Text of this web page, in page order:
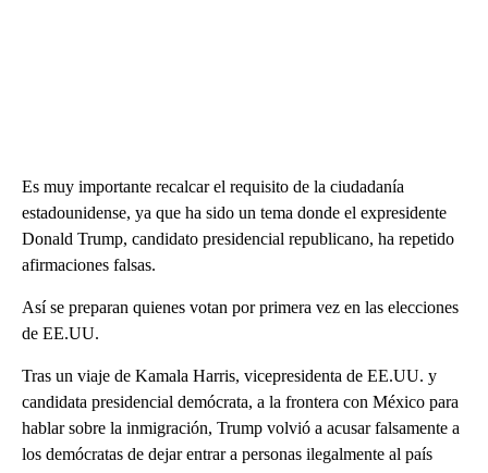
Es muy importante recalcar el requisito de la ciudadanía
estadounidense, ya que ha sido un tema donde el expresidente
Donald Trump, candidato presidencial republicano, ha repetido
afirmaciones falsas.
Así se preparan quienes votan por primera vez en las elecciones
de EE.UU.
Tras un viaje de Kamala Harris, vicepresidenta de EE.UU. y
candidata presidencial demócrata, a la frontera con México para
hablar sobre la inmigración, Trump volvió a acusar falsamente a
los demócratas de dejar entrar a personas ilegalmente al país